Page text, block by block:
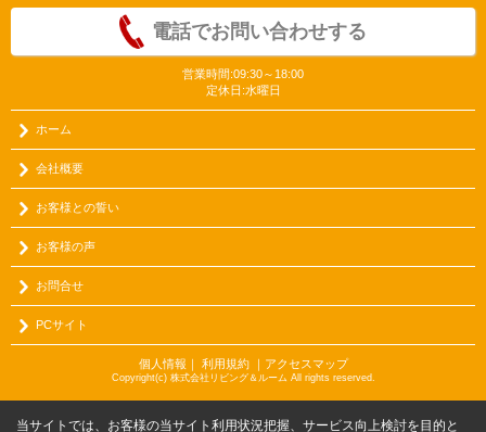
電話でお問い合わせする
営業時間:09:30～18:00
定休日:水曜日
ホーム
会社概要
お客様との誓い
お客様の声
お問合せ
PCサイト
個人情報 ｜ 利用規約｜ アクセスマップ
Copyright(c) 株式会社リビング＆ルーム All rights reserved.
当サイトでは、お客様の当サイト利用状況把握、サービス向上検討を目的と